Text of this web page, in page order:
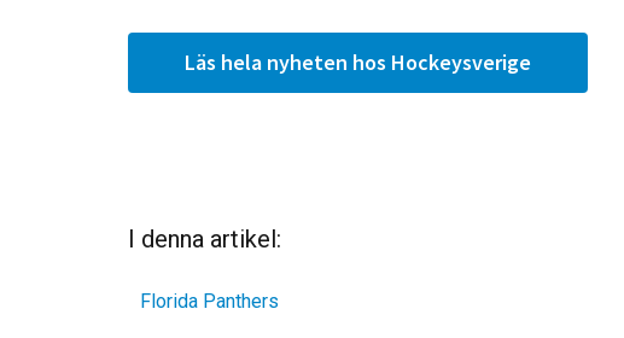
Läs hela nyheten hos Hockeysverige
I denna artikel:
Florida Panthers